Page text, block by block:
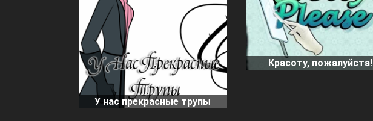
У нас прекрасные трупы
Красоту, пожалуйста!